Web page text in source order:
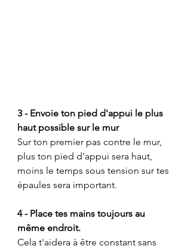
3 - Envoie ton pied d'appui le plus
haut possible sur le mur
Sur ton premier pas contre le mur,
plus ton pied d'appui sera haut,
moins le temps sous tension sur tes
épaules sera important.
4 - Place tes mains toujours au
même endroit.
Cela t'aidera à être constant sans